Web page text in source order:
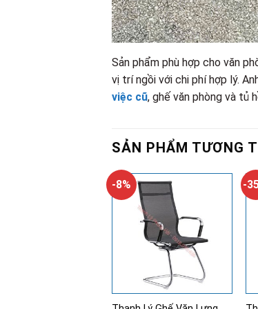
Sản phẩm phù hợp cho văn
vị trí ngồi với chi phí hợp lý.
việc cũ, ghế văn phòng và tủ
SẢN PHẨM TƯƠNG
-8% -